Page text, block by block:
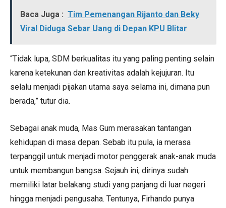
Baca Juga : Tim Pemenangan Rijanto dan Beky
Viral Diduga Sebar Uang di Depan KPU Blitar
“Tidak lupa, SDM berkualitas itu yang paling penting selain
karena ketekunan dan kreativitas adalah kejujuran. Itu
selalu menjadi pijakan utama saya selama ini, dimana pun
berada,” tutur dia.
Sebagai anak muda, Mas Gum merasakan tantangan
kehidupan di masa depan. Sebab itu pula, ia merasa
terpanggil untuk menjadi motor penggerak anak-anak muda
untuk membangun bangsa. Sejauh ini, dirinya sudah
memiliki latar belakang studi yang panjang di luar negeri
hingga menjadi pengusaha. Tentunya, Firhando punya